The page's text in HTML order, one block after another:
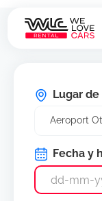
Lugar
Aeroport
Fecha y